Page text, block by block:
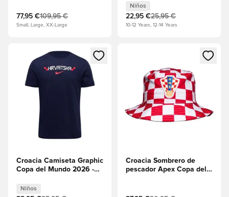
Hipercarmesí/Negro
77,95 €109,95 €
Small, Large, XX-Large
universitario Niños
Niños
22,95 €25,95 €
10-12 Years, 12-14 Years
Abre un modal para iniciar sesión o registrarse como
Croacia Camiseta Graphic
Copa del Mundo 2026 -
universitario Niños
Niños
Abre un modal para iniciar
Croacia Sombrero de
pescador Apex Copa del
Red/Hiperreal